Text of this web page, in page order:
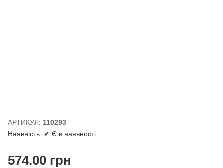
АРТИКУЛ: 110293
Наявність: ✔ Є в наявності
574.00грн